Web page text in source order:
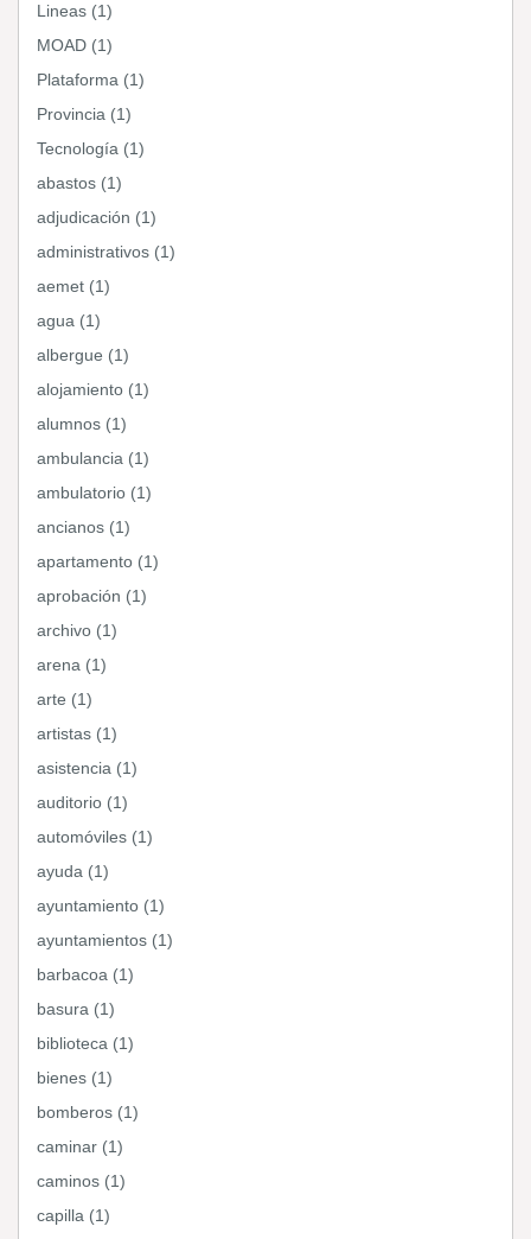
Lineas (1)
MOAD (1)
Plataforma (1)
Provincia (1)
Tecnología (1)
abastos (1)
adjudicación (1)
administrativos (1)
aemet (1)
agua (1)
albergue (1)
alojamiento (1)
alumnos (1)
ambulancia (1)
ambulatorio (1)
ancianos (1)
apartamento (1)
aprobación (1)
archivo (1)
arena (1)
arte (1)
artistas (1)
asistencia (1)
auditorio (1)
automóviles (1)
ayuda (1)
ayuntamiento (1)
ayuntamientos (1)
barbacoa (1)
basura (1)
biblioteca (1)
bienes (1)
bomberos (1)
caminar (1)
caminos (1)
capilla (1)